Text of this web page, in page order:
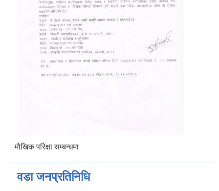
माैखिक परिक्षा सम्बन्धमा
वडा जनप्रतिनिधि